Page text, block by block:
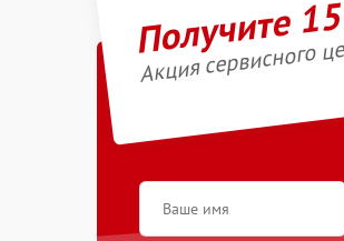
Акция сервисного